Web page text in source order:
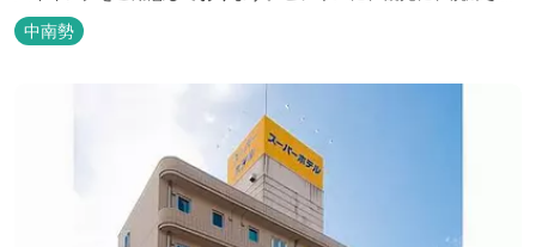
た空間の中で上質なひとときをお過ごしください。
中南勢